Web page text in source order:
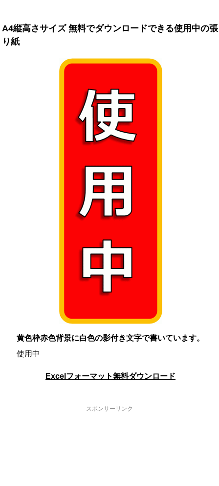
A4縦高さサイズ 無料でダウンロードできる使用中の張
り紙
黄色枠赤色背景に白色の影付き文字で書いています。
使用中
Excelフォーマット無料ダウンロード
スポンサーリンク